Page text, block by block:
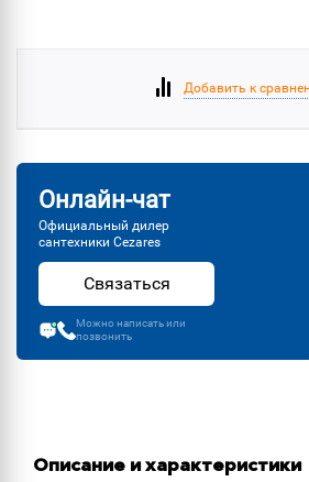
Добавить к
Онлайн-чат
Официальный дилер
сантехники Cezares
Связаться
Можно написать или
позвонить
Описание и характеристики